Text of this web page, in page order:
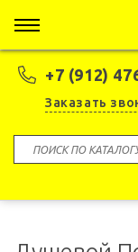
+7 (912)
Заказать